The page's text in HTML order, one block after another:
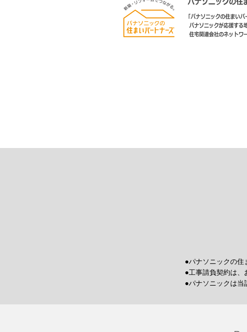
●パナソニックの住
●工事請負契約は、
●パナソニックは当